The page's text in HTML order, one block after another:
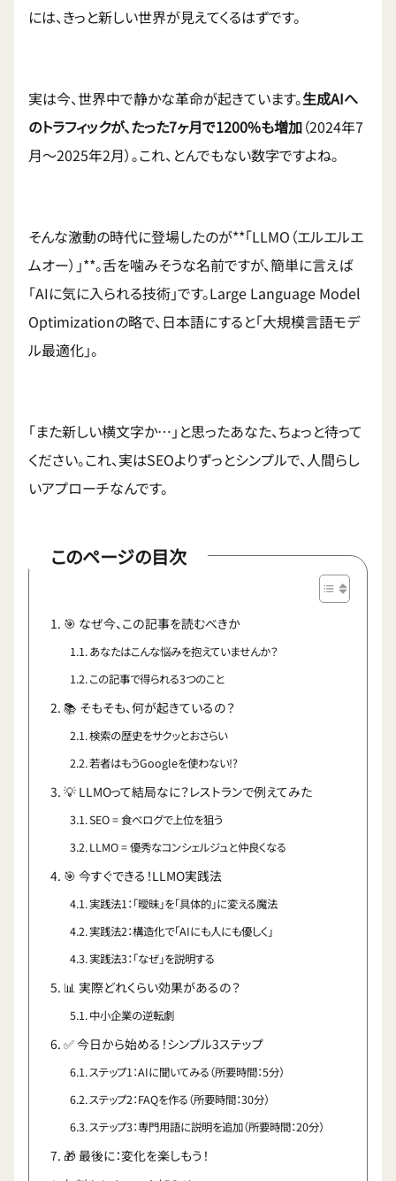
には、きっと新しい世界が見えてくるはずです。
実は今、世界中で静かな革命が起きています。生成AIへ
のトラフィックが、たった7ヶ月で1200%も増加（2024年7
月〜2025年2月）。これ、とんでもない数字ですよね。
そんな激動の時代に登場したのが**「LLMO（エルエルエ
ムオー）」**。舌を噛みそうな名前ですが、簡単に言えば
「AIに気に入られる技術」です。Large Language Model
Optimizationの略で、日本語にすると「大規模言語モデ
ル最適化」。
「また新しい横文字か…」と思ったあなた、ちょっと待って
ください。これ、実はSEOよりずっとシンプルで、人間らし
いアプローチなんです。
このページの目次
🎯 なぜ今、この記事を読むべきか
あなたはこんな悩みを抱えていませんか？
この記事で得られる3つのこと
📚 そもそも、何が起きているの？
検索の歴史をサクッとおさらい
若者はもうGoogleを使わない!?
💡 LLMOって結局なに？レストランで例えてみた
SEO = 食べログで上位を狙う
LLMO = 優秀なコンシェルジュと仲良くなる
🎯 今すぐできる！LLMO実践法
実践法1：「曖昧」を「具体的」に変える魔法
実践法2：構造化で「AIにも人にも優しく」
実践法3：「なぜ」を説明する
📊 実際どれくらい効果があるの？
中小企業の逆転劇
✅ 今日から始める！シンプル3ステップ
ステップ1：AIに聞いてみる（所要時間：5分）
ステップ2：FAQを作る（所要時間：30分）
ステップ3：専門用語に説明を追加（所要時間：20分）
🎁 最後に：変化を楽しもう！